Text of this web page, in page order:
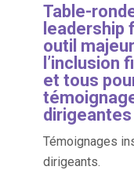
Table-
leadership
outil
l’inclusion
et tous
Témoignages
dirigeants.